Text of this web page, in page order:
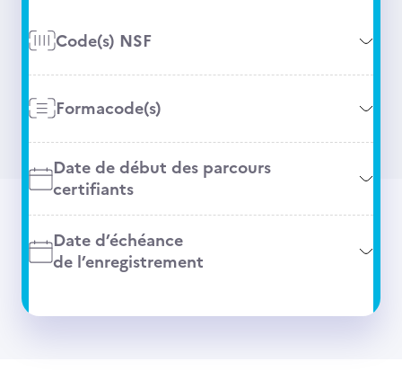
Code(s) NSF
Formacode(s)
Date de début des parcours
certifiants
Date d’échéance
de l’enregistrement